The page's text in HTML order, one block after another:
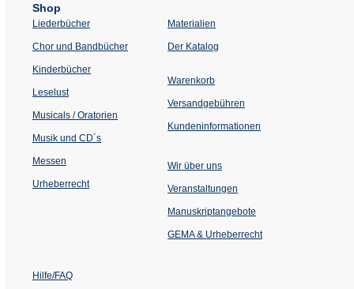
Shop
Liederbücher
Chor und Bandbücher
Kinderbücher
Leselust
Musicals / Oratorien
Musik und CD´s
Messen
Urheberrecht
Materialien
Der Katalog
Warenkorb
Versandgebühren
Kundeninformationen
Wir über uns
Veranstaltungen
einem
Tab)
Manuskriptangebote
GEMA & Urheberrecht
Hilfe/FAQ